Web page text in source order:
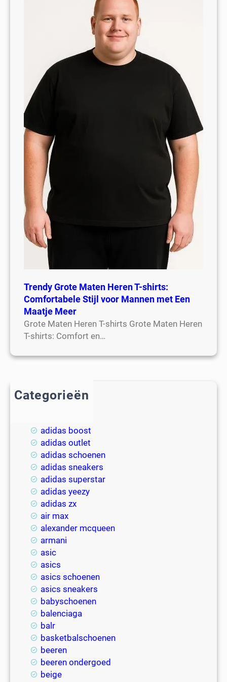
Trendy Grote Maten Heren T-shirts:
Comfortabele Stijl voor Mannen met Een
Maatje Meer
Grote Maten Heren T-shirts Grote Maten Heren
T-shirts: Comfort en…
Categorieën
adidas boost
adidas outlet
adidas schoenen
adidas sneakers
adidas superstar
adidas yeezy
adidas zx
air max
alexander mcqueen
armani
asic
asics
asics schoenen
asics sneakers
babyschoenen
balenciaga
balr
basketbalschoenen
beeren
beeren ondergoed
beige